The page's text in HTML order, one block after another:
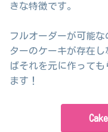
きな特徴です。
フルオーダーが可能
ターのケーキが存在
ばそれを元に作って
ます！